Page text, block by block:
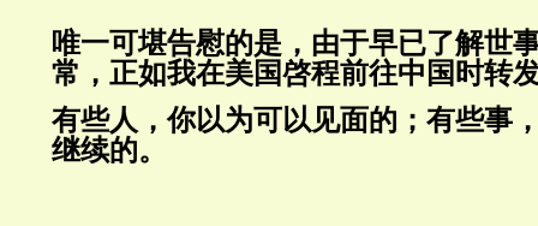
唯一可堪告慰的是，由于早已了解世
常，正如我在美国啓程前往中国时转
有些人，你以为可以见面的；有些事
继续的。